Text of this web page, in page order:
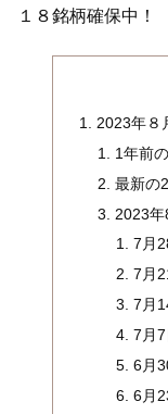
１８銘柄確保中！
2023年８
1年前
最新の
2023
7月
7月
7月
7月
6月
6月